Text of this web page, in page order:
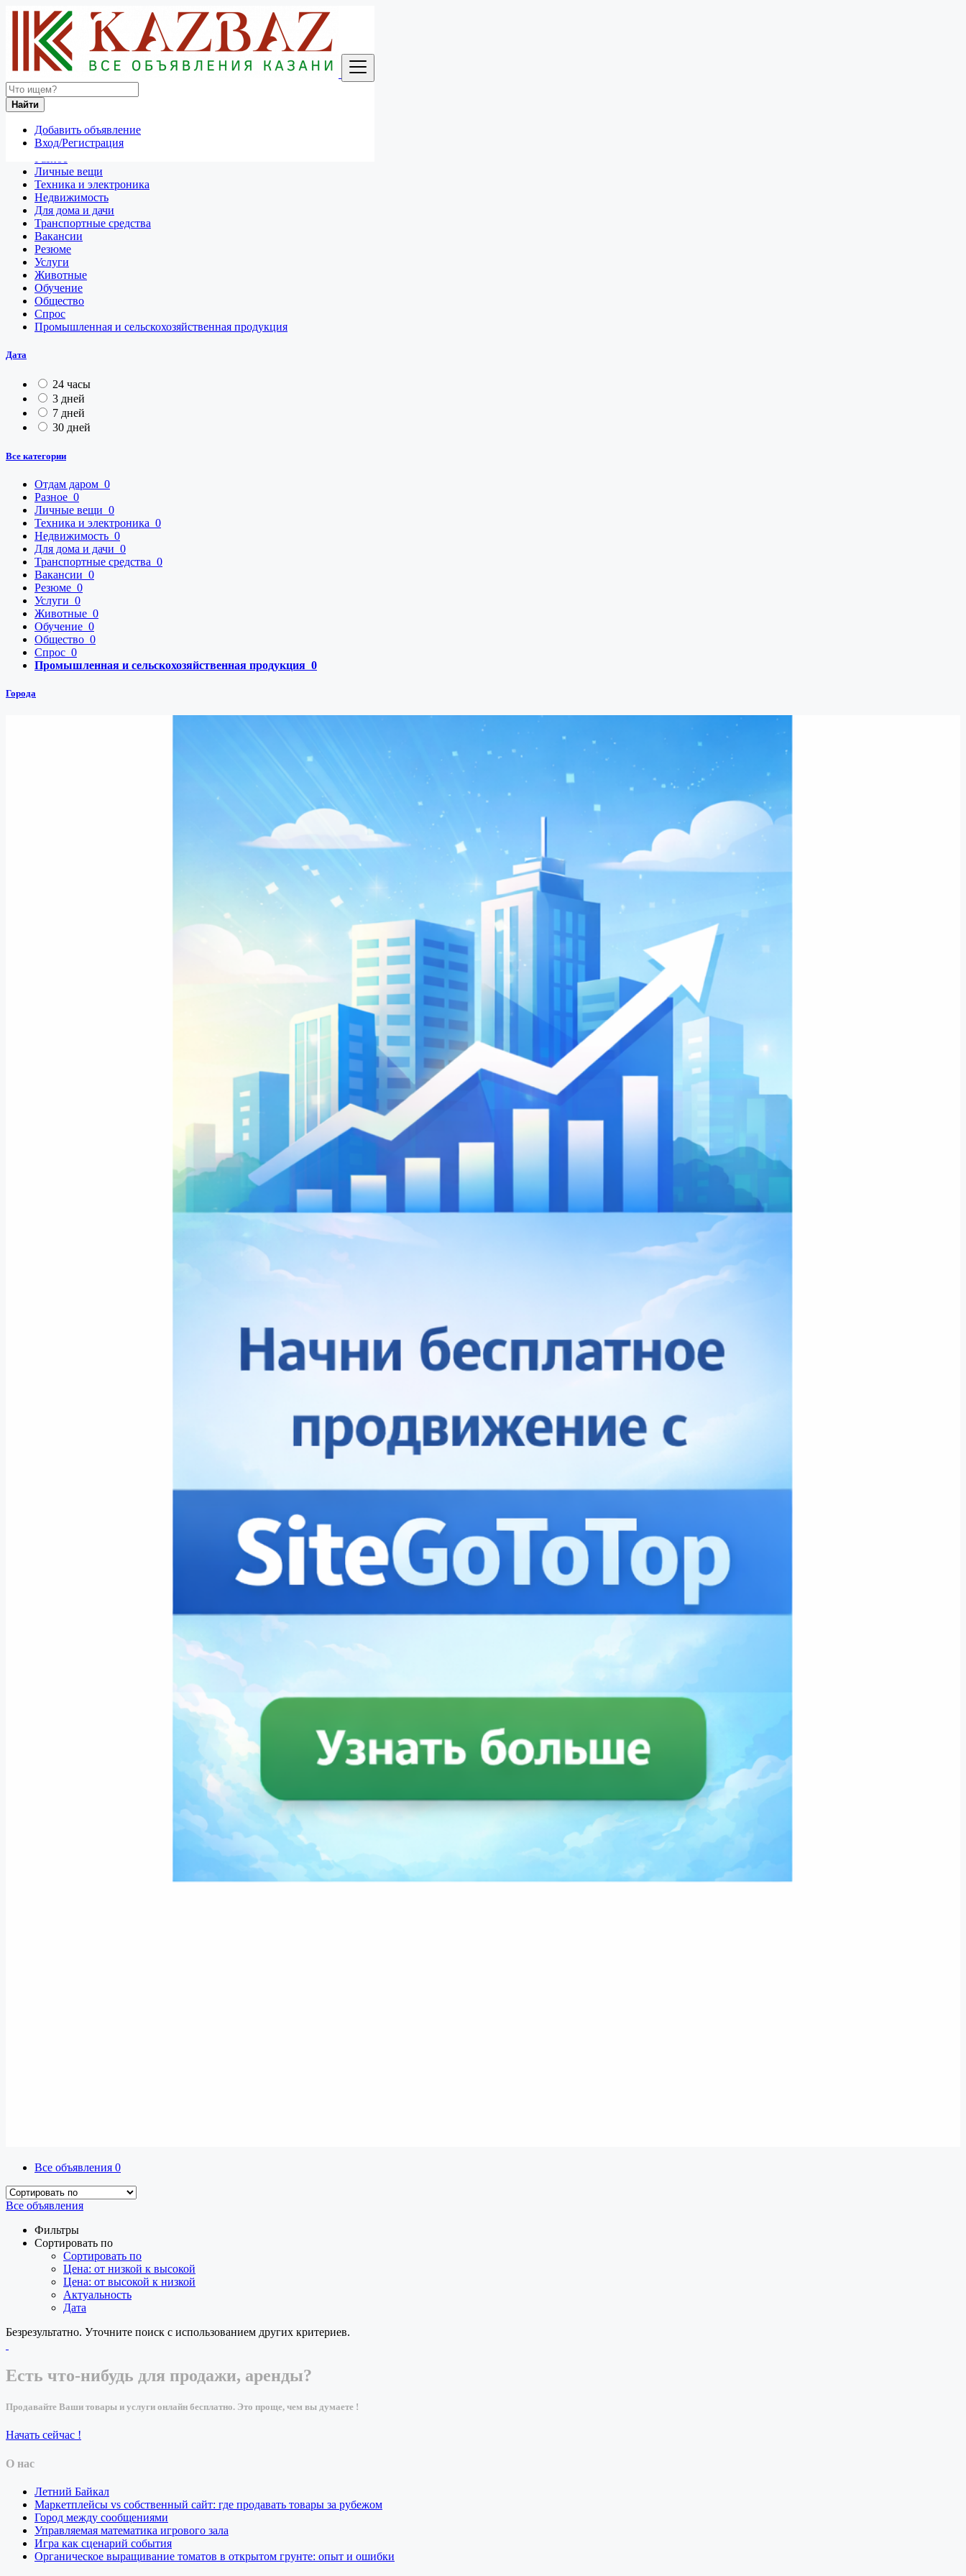
Найти
Добавить объявление
Вход/Регистрация
Россия
Промышленная и сельскохозяйственная продукция
Отдам даром
Личные вещи
Техника и электроника
Недвижимость
Для дома и дачи
Транспортные средства
Вакансии
Резюме
Услуги
Животные
Обучение
Общество
Спрос
Промышленная и сельскохозяйственная продукция
Дата
24 часы
3 дней
7 дней
30 дней
Все категории
Отдам даром 0
Разное 0
Личные вещи 0
Техника и электроника 0
Недвижимость 0
Для дома и дачи 0
Транспортные средства 0
Вакансии 0
Резюме 0
Услуги 0
Животные 0
Обучение 0
Общество 0
Спрос 0
Промышленная и сельскохозяйственная продукция 0
Города
Все объявления 0
Все объявления
Фильтры
Сортировать по
Сортировать по
Цена: от низкой к высокой
Цена: от высокой к низкой
Актуальность
Дата
Безрезультатно. Уточните поиск с использованием других критериев.
Есть что-нибудь для продажи, аренды?
Продавайте Ваши товары и услуги онлайн бесплатно. Это проще, чем вы думаете !
Начать сейчас !
О нас
Летний Байкал
Маркетплейсы vs собственный сайт: где продавать товары за рубежом
Город между сообщениями
Управляемая математика игрового зала
Игра как сценарий события
Органическое выращивание томатов в открытом грунте: опыт и ошибки